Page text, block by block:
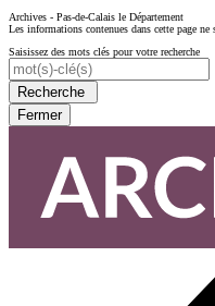
Archives - Pas-de-Calais le Département
Les informations contenues dans cette page ne
Saisissez des mots clés pour votre recherche
Recherche
Fermer